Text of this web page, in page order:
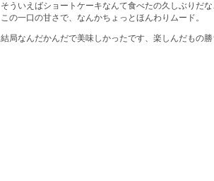
そういえばショートケーキなんて食べたの久しぶりだ
この一口の甘さで、なんかちょっとほんわりムード。
結局なんだかんだで美味しかったです、楽しんだもの勝